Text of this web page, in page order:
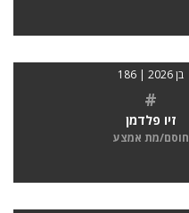
בן 2026 | 186
#
זיו פלדמן
חוסם/מת אמצע